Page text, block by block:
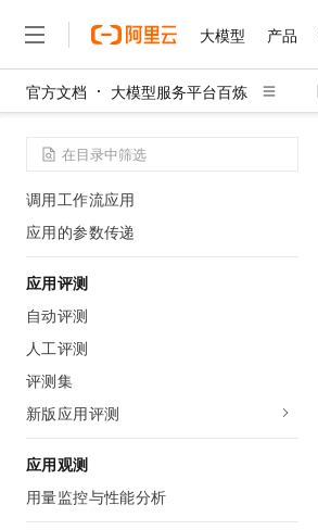
大模型 产品
官方文档 大模型服务平台百炼
应用分享
发布为组件
UI设计
调用智能体应用
调用工作流应用
应用的参数传递
应用评测
自动评测
人工评测
评测集
新版应用评测
应用观测
用量监控与性能分析
大模型
产品
精选产品
人工智能与机器学习
容器
存储
网络与CDN
安全
解决方案
精选解决方案
AI
大数据
现代化应用
安全
网络
权益
定价
云市场
伙伴
服务
了解阿里云